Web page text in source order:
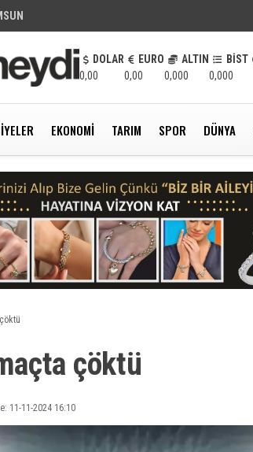
DOLAR
0,00
EURO
0,00
ALTIN
0,000
BİST
0,000
EKONOMI TARIM SPOR DÜNYA
çöktü
11-11-2024 16:10